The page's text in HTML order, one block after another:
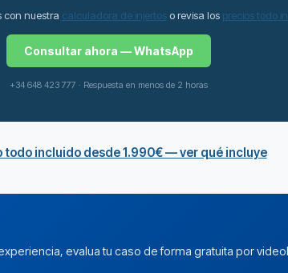
con nuestra calculadora de injertoso revisa los precios todo
Consultar ahora — WhatsApp
+34 648 423 777 · Respuesta en menos de 2 horas
todo incluido desde 1.990€ — ver qué incluye
evalua tu caso de forma gratuita por